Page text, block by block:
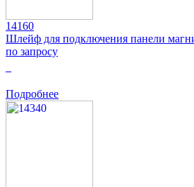
14160
Шлейф для подключения панели
по запросу
Подробнее